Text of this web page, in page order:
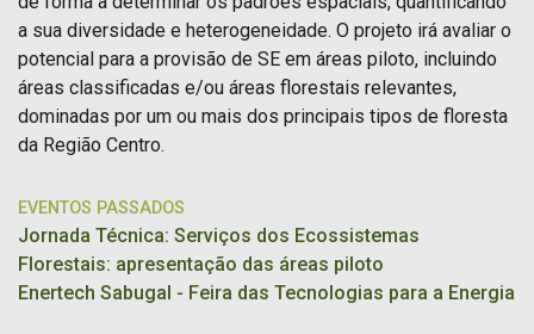
a sua diversidade e heterogeneidade. O projeto irá avaliar o
potencial para a provisão de SE em áreas piloto, incluindo
áreas classificadas e/ou áreas florestais relevantes,
dominadas por um ou mais dos principais tipos de floresta
da Região Centro.
EVENTOS PASSADOS
Jornada Técnica: Serviços dos Ecossistemas
Florestais: apresentação das áreas piloto
Enertech Sabugal - Feira das Tecnologias para a Energia